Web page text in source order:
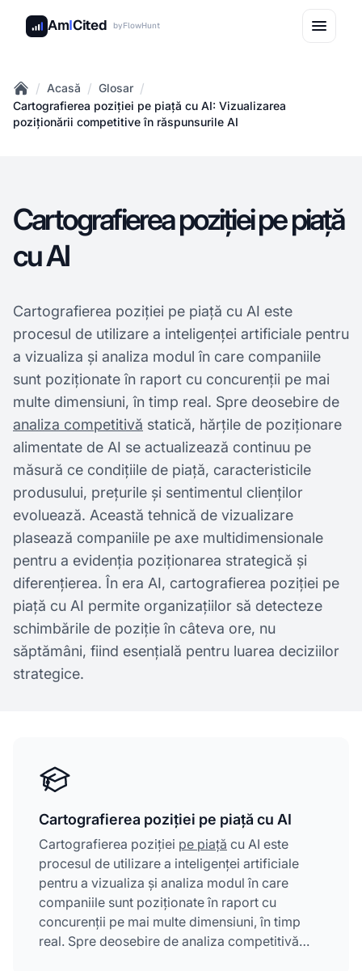
AmICited byFlowHunt
Home
/ Acasă / Glosar /
Cartografierea poziției pe piață cu AI: Vizualizarea
poziționării competitive în răspunsurile AI
Cartografierea poziției pe piață
cu AI
Cartografierea poziției pe piață cu AI este
procesul de utilizare a inteligenței artificiale pentru
a vizualiza și analiza modul în care companiile
sunt poziționate în raport cu concurenții pe mai
multe dimensiuni, în timp real. Spre deosebire de
analiza competitivă statică, hărțile de poziționare
alimentate de AI se actualizează continuu pe
măsură ce condițiile de piață, caracteristicile
produsului, prețurile și sentimentul clienților
evoluează. Această tehnică de vizualizare
plasează companiile pe axe multidimensionale
pentru a evidenția poziționarea strategică și
diferențierea. În era AI, cartografierea poziției pe
piață cu AI permite organizațiilor să detecteze
schimbările de poziție în câteva ore, nu
săptămâni, fiind esențială pentru luarea deciziilor
strategice.
Cartografierea poziției pe piață cu AI
Cartografierea poziției pe piață cu AI este
procesul de utilizare a inteligenței artificiale
pentru a vizualiza și analiza modul în care
companiile sunt poziționate în raport cu
concurenții pe mai multe dimensiuni, în timp
real. Spre deosebire de analiza competitivă